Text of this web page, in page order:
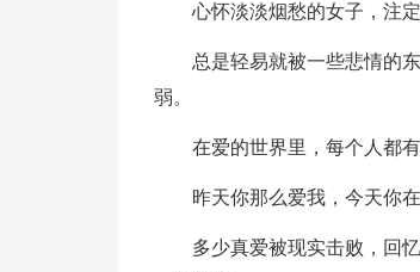
心怀淡淡烟愁的女子，注
总是轻易就被一些悲情的
弱。
在爱的世界里，每个人都
昨天你那么爱我，今天你
多少真爱被现实击败，回